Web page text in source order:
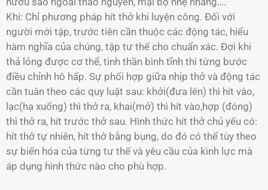
Khí: Chỉ phương pháp hít thở khi luyện công. Đối với
người mới tập, trước tiên cần thuộc các động tác, hiểu
hàm nghĩa của chúng, tập tư thế cho chuẩn xác. Đợi khi
thả lỏng được cơ thể, tinh thần bình tĩnh thì từng bước
điều chỉnh hô hấp. Sự phối hợp giữa nhịp thở và động tác
cần tuân theo các quy luật sau: khởi(đưa lên) thì hít vào,
lạc(hạ xuống) thì thở ra, khai(mở) thì hít vào,hợp (đóng)
thì thở ra, hít trước thở sau. Hình thức hít thở chủ yếu có:
hít thở tự nhiên, hít thở bằng bụng, do đó có thể tùy theo
sự biến hóa của từng tư thế và yêu cầu của kình lực mà
áp dụng hình thức nào cho phù hợp.